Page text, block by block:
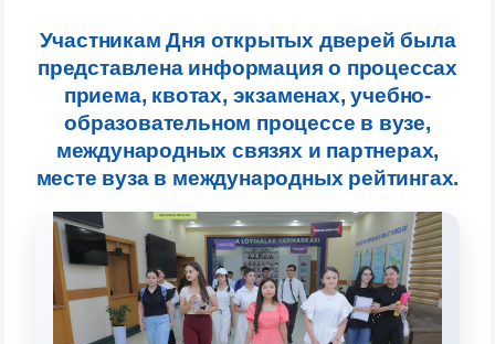
Участникам Дня открытых дверей была
представлена информация о процессах
приема, квотах, экзаменах, учебно-
образовательном процессе в вузе,
международных связях и партнерах,
месте вуза в международных рейтингах.
Оставляйте здесь свои обращения по
конкретные вопросы:
1. Документы (бакалавр) (5) 2. Документы (магистр) (4)
3. Собеседование (бакалавр) (8)
4. Собеседование (магистр) (5) 5. Стоимость обучения (2)
6. Онлайн-заявки (15) 7. Колл-центр (4)